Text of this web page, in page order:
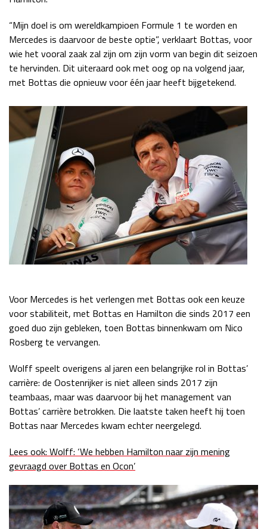
“Mijn doel is om wereldkampioen Formule 1 te worden en
Mercedes is daarvoor de beste optie”, verklaart Bottas, voor
wie het vooral zaak zal zijn om zijn vorm van begin dit seizoen
te hervinden. Dit uiteraard ook met oog op na volgend jaar,
met Bottas die opnieuw voor één jaar heeft bijgetekend.
Voor Mercedes is het verlengen met Bottas ook een keuze
voor stabiliteit, met Bottas en Hamilton die sinds 2017 een
goed duo zijn gebleken, toen Bottas binnenkwam om Nico
Rosberg te vervangen.
Wolff speelt overigens al jaren een belangrijke rol in Bottas’
carrière: de Oostenrijker is niet alleen sinds 2017 zijn
teambaas, maar was daarvoor bij het management van
Bottas’ carrière betrokken. Die laatste taken heeft hij toen
Bottas naar Mercedes kwam echter neergelegd.
Lees ook: Wolff: ‘We hebben Hamilton naar zijn mening
gevraagd over Bottas en Ocon’